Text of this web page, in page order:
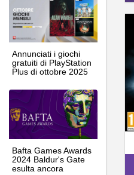
Annunciati i giochi
gratuiti di PlayStation
Plus di ottobre 2025
Bafta Games Awards
2024 Baldur's Gate
esulta ancora